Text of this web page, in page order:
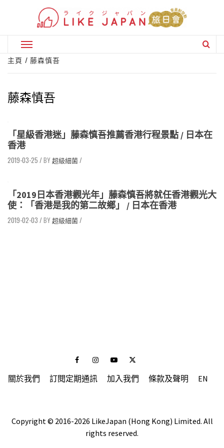
Primary
Menu
主頁 藤森慎吾
藤森慎吾
「星級香港迷」藤森慎吾推薦香港行程景點 / 日本在
香港
2019-03-25 / 超級細菌/
「2019日本香港觀光年」藤森慎吾將就任香港觀光大
使：「香港是我的第二故鄉」 / 日本在香港
2019-02-03 / 超級細菌/
FacebookInstagramYoutubeTwitter
關於我們 訂閱定期通訊 加入我們 條款及聲明 EN
Copyright © 2016-2026 LikeJapan (Hong Kong) Limited. All
rights reserved.